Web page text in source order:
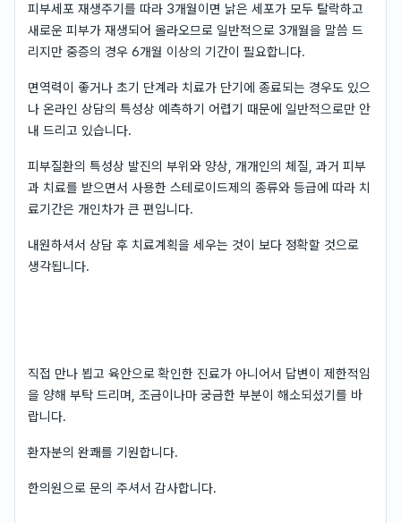
피부세포 재생주기를 따라 3개월이면 낡은 세포가 모두 탈락하고
새로운 피부가 재생되어 올라오므로 일반적으로 3개월을 말씀 드
리지만 중증의 경우 6개월 이상의 기간이 필요합니다.
면역력이 좋거나 초기 단계라 치료가 단기에 종료되는 경우도 있으
나 온라인 상담의 특성상 예측하기 어렵기 때문에 일반적으로만 안
내 드리고 있습니다.
피부질환의 특성상 발진의 부위와 양상, 개개인의 체질, 과거 피부
과 치료를 받으면서 사용한 스테로이드제의 종류와 등급에 따라 치
료기간은 개인차가 큰 편입니다.
내원하셔서 상담 후 치료계획을 세우는 것이 보다 정확할 것으로
생각됩니다.
직접 만나 뵙고 육안으로 확인한 진료가 아니어서 답변이 제한적임
을 양해 부탁 드리며, 조금이나마 궁금한 부분이 해소되셨기를 바
랍니다.
환자분의 완쾌를 기원합니다.
한의원으로 문의 주셔서 감사합니다.